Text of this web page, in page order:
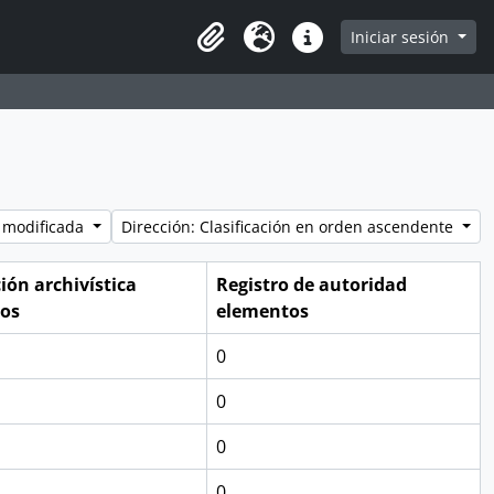
Portapapeles
Idioma Enlaces rápidos
Iniciar sesión
Dirección: Clasificación en orden ascendente
archivística
Registro de autoridad
elementos
0
0
0